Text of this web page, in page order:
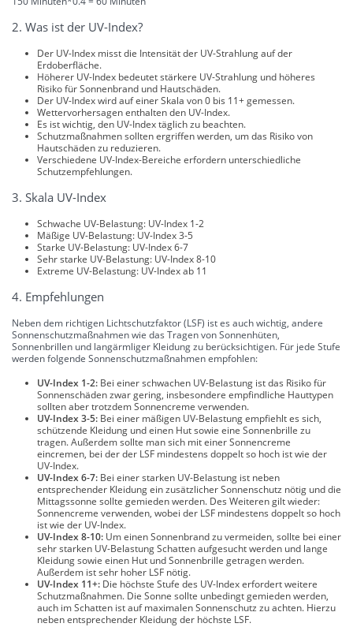
2. Was ist der UV-Index?
Der UV-Index misst die Intensität der UV-Strahlung auf der
Erdoberfläche.
Höherer UV-Index bedeutet stärkere UV-Strahlung und höheres
Risiko für Sonnenbrand und Hautschäden.
Der UV-Index wird auf einer Skala von 0 bis 11+ gemessen.
Wettervorhersagen enthalten den UV-Index.
Es ist wichtig, den UV-Index täglich zu beachten.
Schutzmaßnahmen sollten ergriffen werden, um das Risiko von
Hautschäden zu reduzieren.
Verschiedene UV-Index-Bereiche erfordern unterschiedliche
Schutzempfehlungen.
3. Skala UV-Index
Schwache UV-Belastung: UV-Index 1-2
Mäßige UV-Belastung: UV-Index 3-5
Starke UV-Belastung: UV-Index 6-7
Sehr starke UV-Belastung: UV-Index 8-10
Extreme UV-Belastung: UV-Index ab 11
4. Empfehlungen
Neben dem richtigen Lichtschutzfaktor (LSF) ist es auch wichtig, andere
Sonnenschutzmaßnahmen wie das Tragen von Sonnenhüten,
Sonnenbrillen und langärmliger Kleidung zu berücksichtigen. Für jede Stufe
werden folgende Sonnenschutzmaßnahmen empfohlen:
UV-Index 1-2: Bei einer schwachen UV-Belastung ist das Risiko für
Sonnenschäden zwar gering, insbesondere empfindliche Hauttypen
sollten aber trotzdem Sonnencreme verwenden.
UV-Index 3-5: Bei einer mäßigen UV-Belastung empfiehlt es sich,
schützende Kleidung und einen Hut sowie eine Sonnenbrille zu
tragen. Außerdem sollte man sich mit einer Sonnencreme
eincremen, bei der der LSF mindestens doppelt so hoch ist wie der
UV-Index.
UV-Index 6-7: Bei einer starken UV-Belastung ist neben
entsprechender Kleidung ein zusätzlicher Sonnenschutz nötig und die
Mittagssonne sollte gemieden werden. Des Weiteren gilt wieder:
Sonnencreme verwenden, wobei der LSF mindestens doppelt so hoch
ist wie der UV-Index.
UV-Index 8-10: Um einen Sonnenbrand zu vermeiden, sollte bei einer
sehr starken UV-Belastung Schatten aufgesucht werden und lange
Kleidung sowie einen Hut und Sonnenbrille getragen werden.
Außerdem ist sehr hoher LSF nötig.
UV-Index 11+: Die höchste Stufe des UV-Index erfordert weitere
Schutzmaßnahmen. Die Sonne sollte unbedingt gemieden werden,
auch im Schatten ist auf maximalen Sonnenschutz zu achten. Hierzu
neben entsprechender Kleidung der höchste LSF.